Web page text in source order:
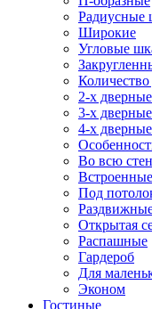
Радиусные
Широкие
Угловые
Количество
2-х дверные
3-х дверные
4-х дверные
Во всю
Под
Открытая
Распашные
Гардероб
Для
Эконом
Гостиные